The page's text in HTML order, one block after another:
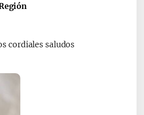
cordiales saludos